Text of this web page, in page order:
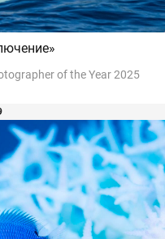
of the Year 2025